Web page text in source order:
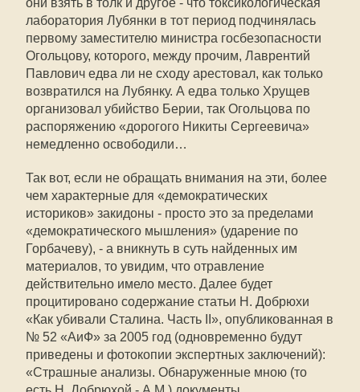
они взять в толк и другое - что токсикологическая
лаборатория Лубянки в тот период подчинялась
первому заместителю министра госбезопасности
Огольцову, которого, между прочим, Лаврентий
Павлович едва ли не сходу арестовал, как только
возвратился на Лубянку. А едва только Хрущев
организовал убийство Берии, так Огольцова по
распоряжению «дорогого Никиты Сергеевича»
немедленно освободили…
Так вот, если не обращать внимания на эти, более
чем характерные для «демократических
историков» закидоны - просто это за пределами
«демократического мышления» (ударение по
Горбачеву), - а вникнуть в суть найденных им
материалов, то увидим, что отравление
действительно имело место. Далее будет
процитировано содержание статьи Н. Добрюхи
«Как убивали Сталина. Часть II», опубликованная в
№ 52 «АиФ» за 2005 год (одновременно будут
приведены и фотокопии экспертных заключений):
«Страшные анализы. Обнаруженные мною (то